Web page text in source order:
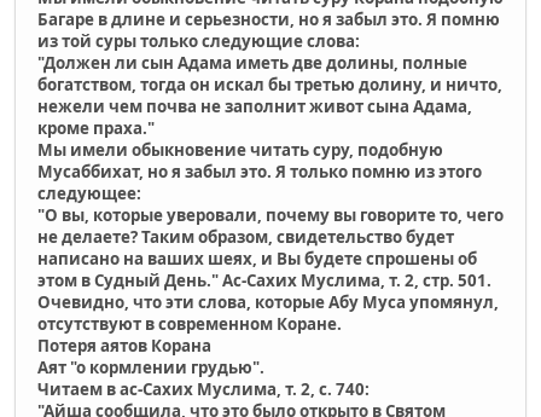
Багаре в длине и серьезности, но я забыл это. Я помню
из той суры только следующие слова:
"Должен ли сын Адама иметь две долины, полные
богатством, тогда он искал бы третью долину, и ничто,
нежели чем почва не заполнит живот сына Адама,
кроме праха."
Мы имели обыкновение читать суру, подобную
Мусаббихат, но я забыл это. Я только помню из этого
следующее:
"О вы, которые уверовали, почему вы говорите то, чего
не делаете? Таким образом, свидетельство будет
написано на ваших шеях, и Вы будете спрошены об
этом в Судный День." Ас-Сахих Муслима, т. 2, стр. 501.
Очевидно, что эти слова, которые Aбу Муса упомянул,
отсутствуют в современном Коране.
Потеря аятов Корана
Аят "о кормлении грудью".
Читаем в ас-Сахих Муслима, т. 2, с. 740:
"Айша сообщила, что это было открыто в Святом